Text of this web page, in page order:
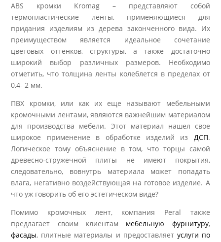
ABS кромки Kromag – представляют собой
термопластические ленты, применяющиеся для
придания изделиям из дерева законченного вида. Их
преимуществом является идеальное сочетание
цветовых оттенков, структуры, а также достаточно
широкий выбор различных размеров. Необходимо
отметить, что толщина ленты колеблется в пределах от
0,4- 2 мм.
ПВХ кромки, или как их еще называют мебельными
кромочными лентами, являются важнейшим материалом
для производства мебели. Этот материал нашел свое
широкое применение в обработке изделий из ДСП.
Логическое тому объяснение в том, что торцы самой
древесно-стружечной плиты не имеют покрытия,
следовательно, вовнутрь материала может попадать
влага, негативно воздействующая на готовое изделие. А
что уж говорить об его эстетическом виде?
Помимо кромочных лент, компания Peral также
предлагает своим клиентам мебельную фурнитуру,
фасады, плитные материалы и предоставляет услуги по